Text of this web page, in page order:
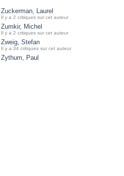
Zuckerman, Laurel
Il y a 2 critiques sur cet auteur
Zumkir, Michel
Il y a 2 critiques sur cet auteur
Zweig, Stefan
Il y a 34 critiques sur cet auteur
Zythum, Paul